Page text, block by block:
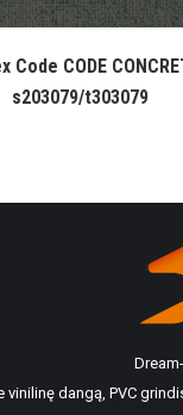
Code CODE
s203079/t303079
dangą, PVC